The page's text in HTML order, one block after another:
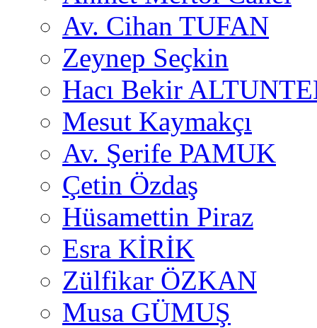
Av. Cihan TUFAN
Zeynep Seçkin
Hacı Bekir
Mesut Kaymakçı
Av. Şerife PAMUK
Çetin Özdaş
Hüsamettin Piraz
Esra KİRİK
Zülfikar ÖZKAN
Musa GÜMUŞ